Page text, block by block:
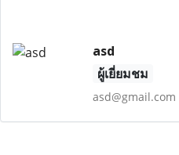
asd
ผู้เยี่ยมชม
asd@gmail.com